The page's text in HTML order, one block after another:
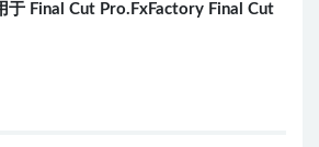
于 Final Cut Pro.FxFactory Final Cut